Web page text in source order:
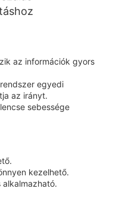
az információk gyors
egyedi
az irányt.
sebessége
kezelhető.
alkalmazható.